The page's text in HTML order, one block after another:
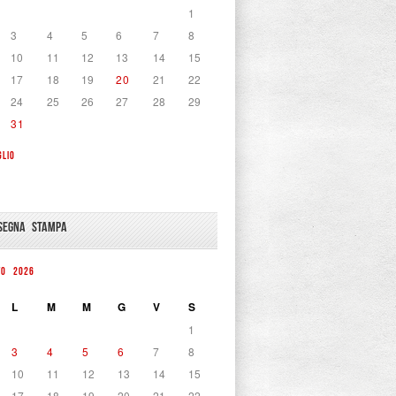
1
3
4 5 6 7
8
10
11 12 13 14
15
17
18 19 20 21
22
24
25 26 27 28
29
31
STAMPA
2026
L M M G V S
1
3
4 5 6 7
8
10
11 12 13 14
15